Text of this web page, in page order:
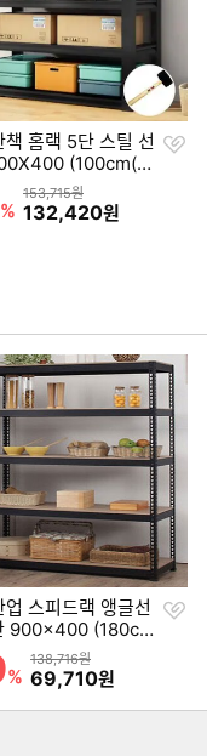
책 홈랙 5단 스틸 선
(100cm(높
%
상품금액
153,715원
할인금액
132,420원
찜
업 스피드랙 앵글선
900x400 (180cm
%
상품금액
138,716원
할인금액
69,710원
찜